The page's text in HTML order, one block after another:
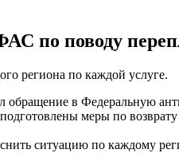
по поводу
региона по каждой услуге.
в Федеральную
меры по
ситуацию по каждому